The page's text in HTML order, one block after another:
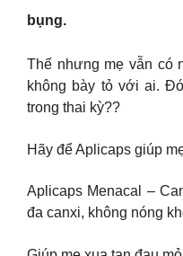
bụng.
Thế nhưng mẹ vẫn có
không bày tỏ với ai.
trong thai kỳ??
Hãy để Aplicaps giúp
Aplicaps Menacal –
đa canxi, không nóng